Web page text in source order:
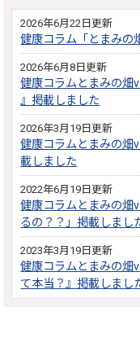
2026年6月22日更新
健康コラム「とまみの
2026年6月8日更新
健康コラムとまみの畑
』掲載しました
2026年3月19日更新
健康コラムとまみの畑
載しました
2022年6月19日更新
健康コラムとまみの畑
るの？？」掲載しまし
2023年3月19日更新
健康コラムとまみの畑
て本当？』掲載しまし